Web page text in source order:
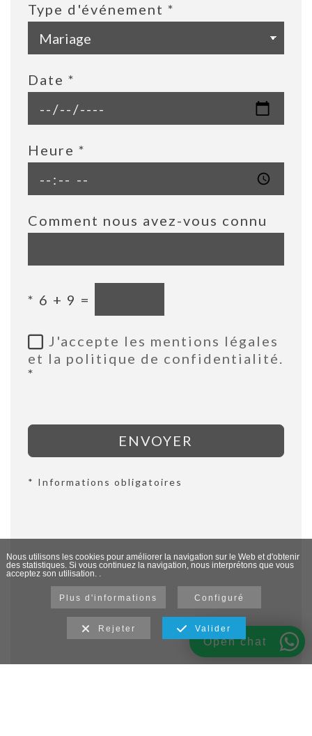
Type d'événement *
Date *
Heure *
Comment nous avez-vous connu
* 6 + 9 =
J'accepte les mentions légales
et la politique de confidentialité.
*
ENVOYER
* Informations obligatoires
Nous utilisons les cookies pour améliorer la navigation sur le Web et d'obtenir
des statistiques. Si vous continuez la navigation, nous interprétons que vous
acceptez son utilisation. .
Plus d'informations Configuré
Rejeter Valider
Open chat